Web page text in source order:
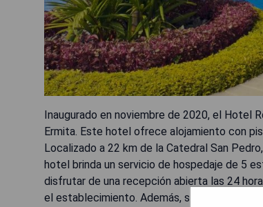
Inaugurado en noviembre de 2020, el Hotel
Ermita. Este hotel ofrece alojamiento con
Localizado a 22 km de la Catedral San
hotel brinda un servicio de hospedaje de 5
disfrutar de una recepción abierta las 24
el establecimiento. Además, se sirve